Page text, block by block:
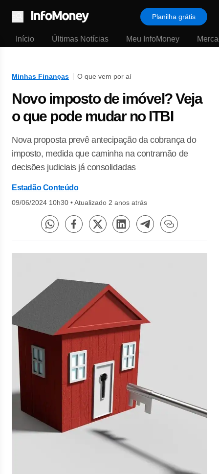
Menu
Planilha grátis
Início Últimas Notícias Meu InfoMoney
Minhas Finanças O que vem por aí
Novo imposto de imóvel? Veja
o que pode mudar no ITBI
Nova proposta prevê antecipação da cobrança do
imposto, medida que caminha na contramão de
decisões judiciais já consolidadas
Estadão Conteúdo
09/06/2024 10h30 •Atualizado 2 anos atrás